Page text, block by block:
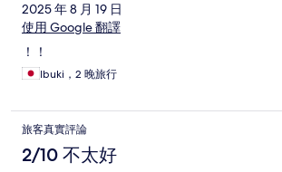
2025 年 8 月 19 日
使用 Google 翻譯
！！
Ibuki，2 晚旅行
旅客真實評論
2/10 不太好